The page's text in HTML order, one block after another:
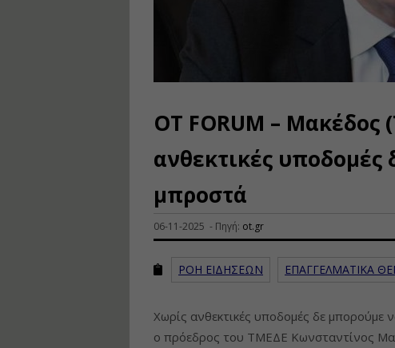
OT FORUM – Μακέδος
ανθεκτικές
μπροστά
06-11-2025 - Πηγή: ot.gr
ΡΟΗ ΕΙΔΗΣΕΩΝ ΕΠΑΓΓΕΛΜΑΤΙΚΑ
Χωρίς ανθεκτικές υποδομές δε μπορούμε
ο πρόεδρος του ΤΜΕΔΕ Κωνσταντίνος